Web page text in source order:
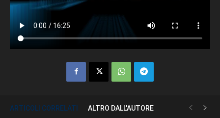
ARTICOLI CORRELATI ALTRO DALL'AUTORE